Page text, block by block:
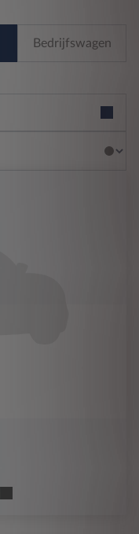
Bedrijfswagen